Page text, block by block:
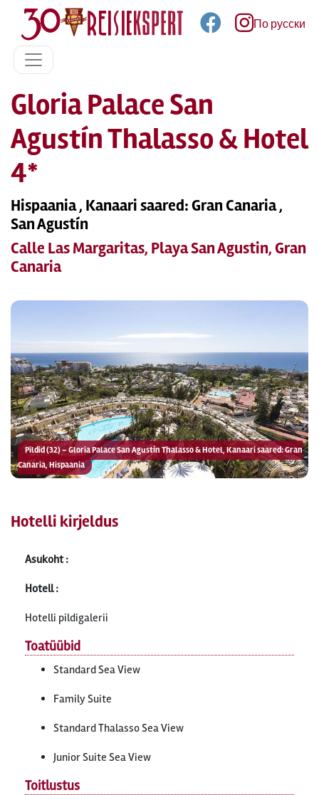
По русски
Gloria Palace San
Agustín Thalasso & Hotel
4*
Hispaania , Kanaari saared: Gran Canaria ,
San Agustín
Calle Las Margaritas, Playa San Agustin, Gran
Canaria
Pildid (32) – Gloria Palace San Agustín Thalasso & Hotel, Kanaari saared: Gran
Canaria, Hispaania
Hotelli kirjeldus
Asukoht :
Hotell :
Hotelli pildigalerii
Toatüübid
Standard Sea View
Family Suite
Standard Thalasso Sea View
Junior Suite Sea View
Toitlustus